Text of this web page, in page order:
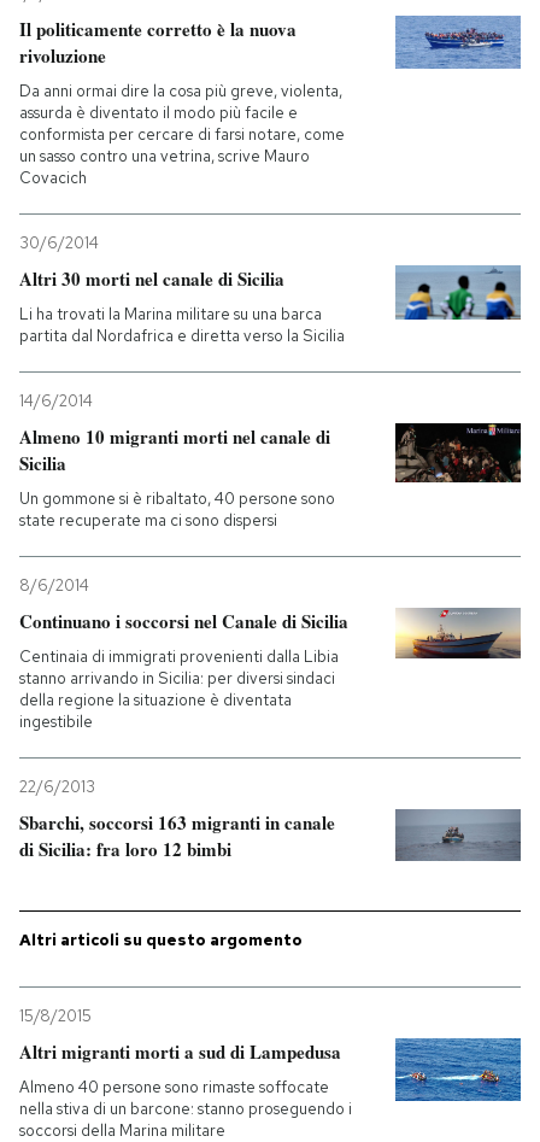
Il politicamente corretto è la nuova
rivoluzione
Da anni ormai dire la cosa più greve, violenta,
assurda è diventato il modo più facile e
conformista per cercare di farsi notare, come
un sasso contro una vetrina, scrive Mauro
Covacich
30/6/2014
Altri 30 morti nel canale di Sicilia
Li ha trovati la Marina militare su una barca
partita dal Nordafrica e diretta verso la Sicilia
14/6/2014
Almeno 10 migranti morti nel canale di
Sicilia
Un gommone si è ribaltato, 40 persone sono
state recuperate ma ci sono dispersi
8/6/2014
Continuano i soccorsi nel Canale di Sicilia
Centinaia di immigrati provenienti dalla Libia
stanno arrivando in Sicilia: per diversi sindaci
della regione la situazione è diventata
ingestibile
22/6/2013
Sbarchi, soccorsi 163 migranti in canale
di Sicilia: fra loro 12 bimbi
Altri articoli su questo argomento
15/8/2015
Altri migranti morti a sud di Lampedusa
Almeno 40 persone sono rimaste soffocate
nella stiva di un barcone: stanno proseguendo i
soccorsi della Marina militare